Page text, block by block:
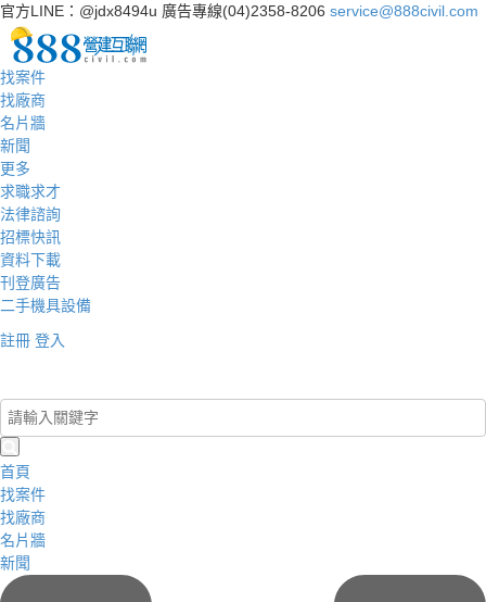
官方LINE：@jdx8494u 廣告專線(04)2358-8206 service@888civil.com
找案件
找廠商
名片牆
新聞
更多
求職求才
法律諮詢
招標快訊
資料下載
刊登廣告
二手機具設備
註冊 登入
首頁
找案件
找廠商
名片牆
新聞